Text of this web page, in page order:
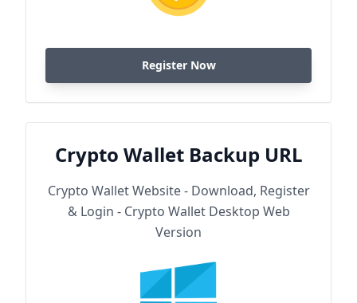
Register Now
Crypto Wallet Backup URL
Crypto Wallet Website - Download, Register
& Login - Crypto Wallet Desktop Web
Version